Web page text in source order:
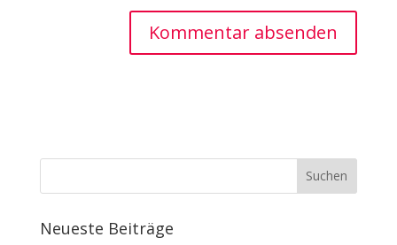
Neueste Beiträge